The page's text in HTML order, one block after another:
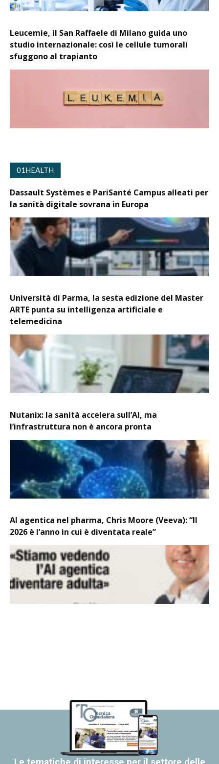
Leucemie, il San Raffaele di Milano guida uno
studio internazionale: così le cellule tumorali
sfuggono al trapianto
01HEALTH
Dassault Systèmes e PariSanté Campus alleati per
la sanità digitale sovrana in Europa
Università di Parma, la sesta edizione del Master
ARTE punta su intelligenza artificiale e
telemedicina
Nutanix: la sanità accelera sull’AI, ma
l’infrastruttura non è ancora pronta
AI agentica nel pharma, Chris Moore (Veeva): “Il
2026 è l’anno in cui è diventata reale”